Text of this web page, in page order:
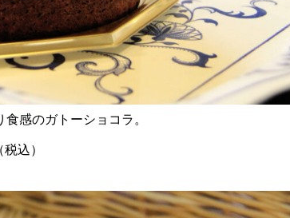
ショップGARAGE）
［島原市］喜ばれるチョコ♡久
遠チョコレートのバレンタイン
セット
バレンタイン2023 @les pignon
感のガトーショコラ。
込）